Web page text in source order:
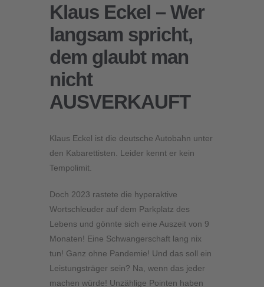
Klaus Eckel – Wer
langsam spricht,
dem glaubt man
nicht
AUSVERKAUFT
Klaus Eckel ist die deutsche Autobahn unter
den Kabarettisten. Leider kennt er kein
Tempolimit.
Doch 2023 rastete die hyperaktive
Wortschleuder auf dem Parkplatz des
Lebens und gönnte sich eine Auszeit von 9
Monaten! Eine Schwangerschaft lang nix
tun! Ganz ohne Pandemie! Und das soll ein
Leistungsträger sein? Na, wenn das jeder
machen würde! Unzählige Pointen haben